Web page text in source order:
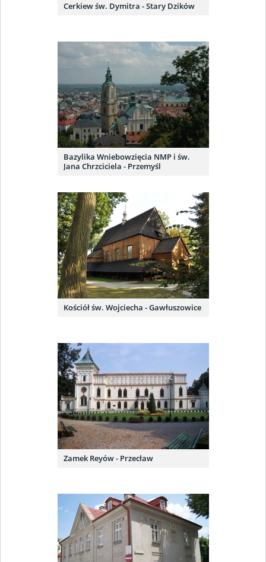
Cerkiew św. Dymitra - Stary Dzików
Bazylika Wniebowzięcia NMP i św.
Jana Chrzciciela - Przemyśl
Kościół św. Wojciecha - Gawłuszowice
Zamek Reyów - Przecław